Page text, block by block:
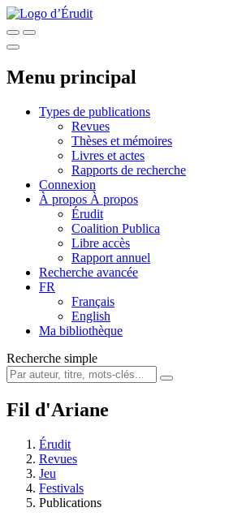
Menu principal
Types de publications
Revues
Thèses et mémoires
Livres et actes
Rapports de recherche
Connexion
À propos À propos
Érudit
Coalition Publica
Libre accès
Rapport annuel
Recherche avancée
FR
Français
English
Ma bibliothèque
Recherche simple
Fil d'Ariane
Érudit
Revues
Jeu
Festivals
Publications